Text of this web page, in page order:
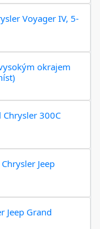
Voyager IV, 5-
okrajem
300C
Jeep
Jeep Grand